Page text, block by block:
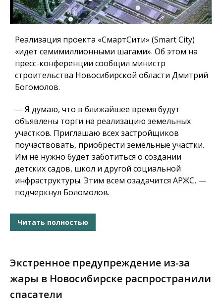
Реализация проекта «СмартСити» (Smart City)
«идет семимиллионными шагами». Об этом на
пресс-конференции сообщил министр
строительства Новосибирской области Дмитрий
Богомолов.
— Я думаю, что в ближайшее время будут
объявлены торги на реализацию земельных
участков. Приглашаю всех застройщиков
поучаствовать, приобрести земельные участки.
Им не нужно будет заботиться о создании
детских садов, школ и другой социальной
инфраструктуры. Этим всем озадачится АРЖС, —
подчеркнул Боломолов.
Читать полностью
Экстренное предупреждение из-за
жары в Новосибирске распространили
спасатели